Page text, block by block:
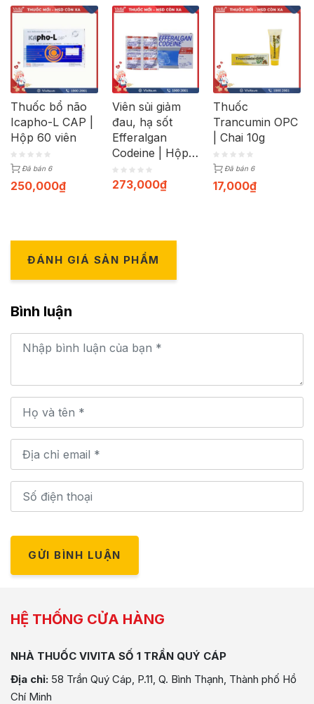
Thuốc bổ não
Icapho-L CAP |
Hộp 60 viên
Đã bán 6
250,000₫
Viên sủi giảm
đau, hạ sốt
Efferalgan
Codeine | Hộp
40 viên
273,000₫
Thuốc
Trancumin OPC
| Chai 10g
Đã bán 6
17,000₫
ĐÁNH GIÁ SẢN PHẨM
Bình luận
GỬI BÌNH LUẬN
HỆ THỐNG CỬA HÀNG
NHÀ THUỐC VIVITA SỐ 1 TRẦN QUÝ CÁP
Địa chỉ: 58 Trần Quý Cáp, P.11, Q. Bình Thạnh, Thành phố Hồ
Chí Minh